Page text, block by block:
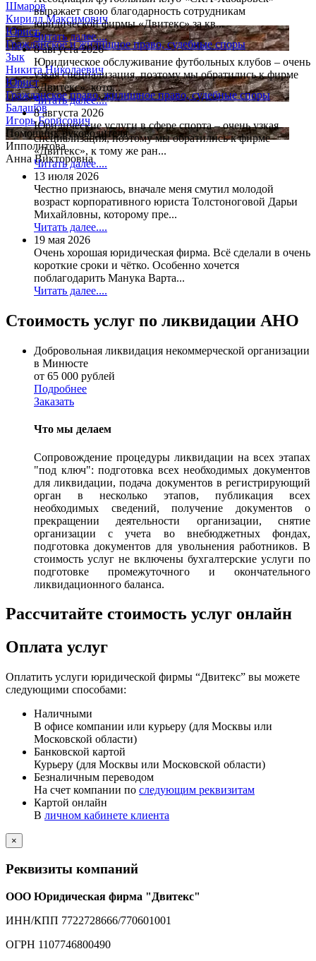
Шмаров
Кирилл Максимович
Юрист
Гражданское и жилищное право, судебные споры
Зык
Никита Николаевич
Юрист
Гражданское право, жилищное право, судебные споры
Балашов
Игорь Борисович
Помощник руководителя
Ипполитова
Анна Викторовна
выражает свою благодарность сотрудникам
юридической фирмы «Двитекс» за кв...
Читать далее....
8 августа 2026
Юридическое обслуживание футбольных клубов – очень
узкая специализация, поэтому мы обратились к фирме
«Двитекс», кото...
Читать далее....
8 августа 2026
Юридические услуги в сфере спорта – очень узкая
специализация, поэтому мы обратились к фирме
«Двитекс», к тому же ран...
Читать далее....
13 июля 2026
Честно признаюсь, вначале меня смутил молодой
возраст корпоративного юриста Толстоноговой Дарьи
Михайловны, которому пре...
Читать далее....
19 мая 2026
Очень хорошая юридическая фирма. Всё сделали в очень
короткие сроки и чётко. Особенно хочется
поблагодарить Манука Варта...
Читать далее....
Стоимость услуг по ликвидации АНО
Добровольная ликвидация некоммерческой организации
в Минюсте
от 65 000 рублей
Подробнее
Заказать
Что мы делаем
Сопровождение процедуры ликвидации на всех этапах
"под ключ": подготовка всех необходимых документов
для ликвидации, подача документов в регистрирующий
орган в несколько этапов, публикация всех
необходимых сведений, получение документов о
прекращении деятельности организации, снятие
организации с учета во внебюджетных фондах,
подготовка документов для увольнения работников. В
стоимость услуг не включены бухгалтерские услуги по
подготовке промежуточного и окончательного
ликвидационного баланса.
Рассчитайте стоимость услуг онлайн
Оплата услуг
Оплатить услуги юридической фирмы “Двитекс” вы можете
следующими способами:
Наличными
В офисе компании или курьеру (для Москвы или
Московской области)
Банковской картой
Курьеру (для Москвы или Московской области)
Безналичным переводом
На счет компании по следующим реквизитам
Картой онлайн
В личном кабинете клиента
×
Реквизиты компаний
ООО Юридическая фирма "Двитекс"
ИНН/КПП 7722728666/770601001
ОГРН 1107746800490